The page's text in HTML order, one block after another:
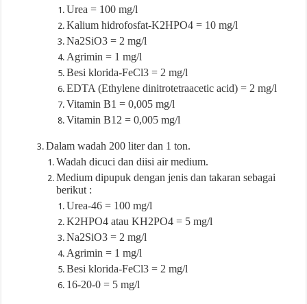
Urea = 100 mg/l
Kalium hidrofosfat-K2HPO4 = 10 mg/l
Na2SiO3 = 2 mg/l
Agrimin = 1 mg/l
Besi klorida-FeCl3 = 2 mg/l
EDTA (Ethylene dinitrotetraacetic acid) = 2 mg/l
Vitamin B1 = 0,005 mg/l
Vitamin B12 = 0,005 mg/l
Dalam wadah 200 liter dan 1 ton.
Wadah dicuci dan diisi air medium.
Medium dipupuk dengan jenis dan takaran sebagai
berikut :
Urea-46 = 100 mg/l
K2HPO4 atau KH2PO4 = 5 mg/l
Na2SiO3 = 2 mg/l
Agrimin = 1 mg/l
Besi klorida-FeCl3 = 2 mg/l
16-20-0 = 5 mg/l